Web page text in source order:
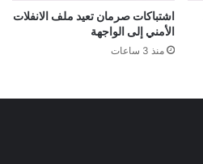
اشتباكات صرمان تعيد ملف الانفلات
الأمني إلى الواجهة
منذ 3 ساعات